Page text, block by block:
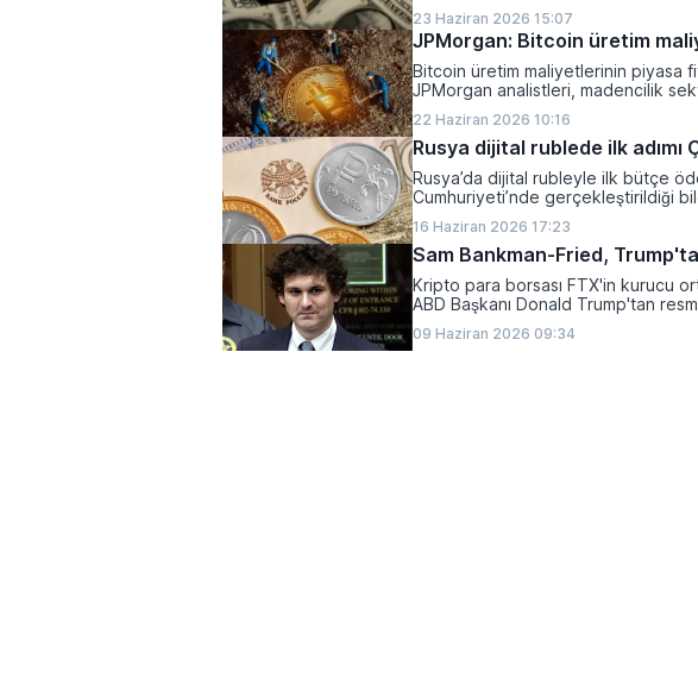
23 Haziran 2026 15:07
JPMorgan: Bitcoin üretim
Bitcoin üretim maliyetlerinin piyasa
JPMorgan analistleri, madencilik
22 Haziran 2026 10:16
Rusya dijital rublede ilk adımı
Rusya’da dijital rubleyle ilk bütçe
Cumhuriyeti’nde gerçekleştirildiği
16 Haziran 2026 17:23
Sam Bankman-Fried,
Kripto para borsası FTX'in kurucu
ABD Başkanı Donald Trump'tan
09 Haziran 2026 09:34